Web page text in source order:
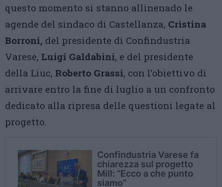
questo momento si stanno allinenado le
agende del sindaco di Castellanza, Cristina
Borroni, del presidente di Confindustria
Varese, Luigi Galdabini, e del presidente
della Liuc, Roberto Grassi, con l’obiettivo di
arrivare entro la fine di luglio a un confronto
dedicato alla ripresa delle questioni legate al
progetto.